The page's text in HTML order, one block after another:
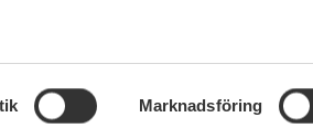
Marknadsföring